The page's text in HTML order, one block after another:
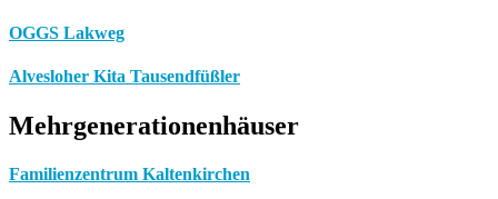
OGGS Lakweg
Alvesloher Kita Tausendfüßler
Mehrgenerationenhäuser
Familienzentrum Kaltenkirchen